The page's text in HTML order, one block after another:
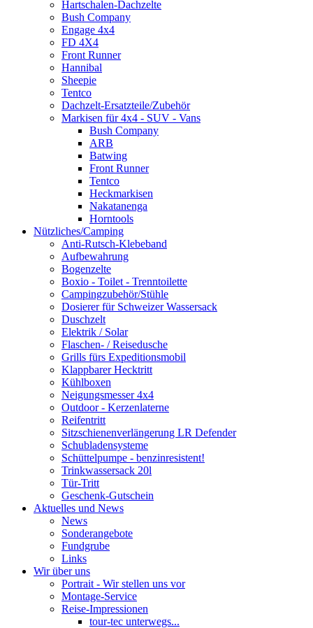
Hartschalen-Dachzelte
Bush Company
Engage 4x4
FD 4X4
Front Runner
Hannibal
Sheepie
Tentco
Dachzelt-Ersatzteile/Zubehör
Markisen für 4x4 - SUV - Vans
Bush Company
ARB
Batwing
Front Runner
Tentco
Heckmarkisen
Nakatanenga
Horntools
Nützliches/Camping
Anti-Rutsch-Klebeband
Aufbewahrung
Bogenzelte
Boxio - Toilet - Trenntoilette
Campingzubehör/Stühle
Dosierer für Schweizer Wassersack
Duschzelt
Elektrik / Solar
Flaschen- / Reisedusche
Grills fürs Expeditionsmobil
Klappbarer Hecktritt
Kühlboxen
Neigungsmesser 4x4
Outdoor - Kerzenlaterne
Reifentritt
Sitzschienenverlängerung LR Defender
Schubladensysteme
Schüttelpumpe - benzinresistent!
Trinkwassersack 20l
Tür-Tritt
Geschenk-Gutschein
Aktuelles und News
News
Sonderangebote
Fundgrube
Links
Wir über uns
Portrait - Wir stellen uns vor
Montage-Service
Reise-Impressionen
tour-tec unterwegs...